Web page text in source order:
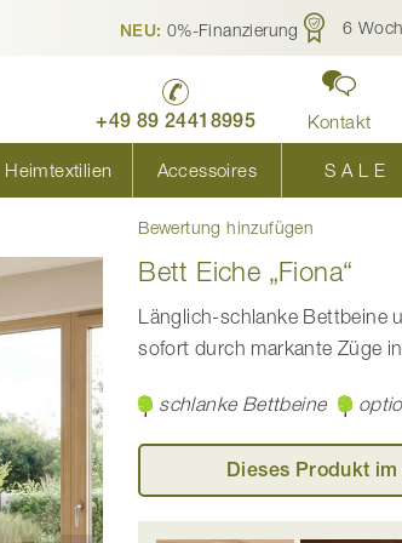
NEU: 0%-Finanzierung 6
+49 89 24418995 Kontakt
Heimtextilien Accessoires S A L E
Bewertung hinzufügen
Bett Eiche „Fiona“
Länglich-schlanke Bettbeine
sofort durch markante Züge
schlanke Bettbeine
Dieses Produkt im